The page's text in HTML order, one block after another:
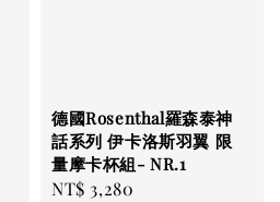
德國Rosenthal羅森泰神
話系列 伊卡洛斯羽翼 限
量摩卡杯組- NR.1
Regular
NT$ 3,280